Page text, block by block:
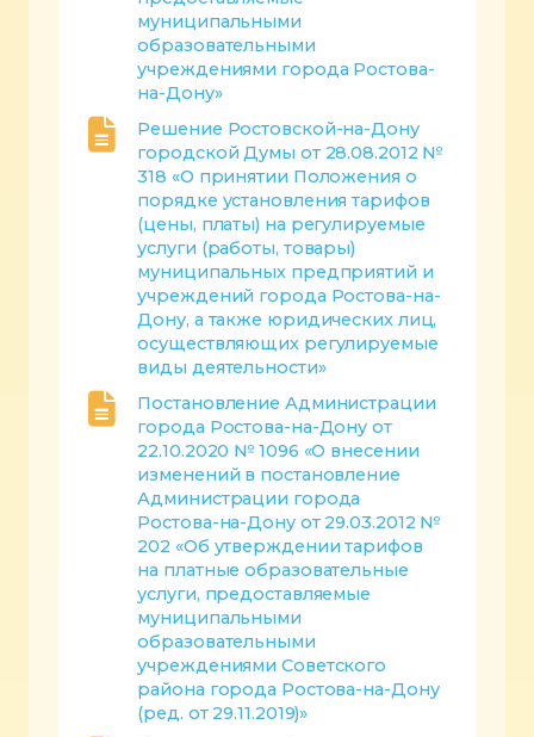
муниципальными
образовательными
учреждениями города Ростова-
на-Дону»
Решение Ростовской-на-Дону
городской Думы от 28.08.2012 №
318 «О принятии Положения о
порядке установления тарифов
(цены, платы) на регулируемые
услуги (работы, товары)
муниципальных предприятий и
учреждений города Ростова-на-
Дону, а также юридических лиц,
осуществляющих регулируемые
виды деятельности»
Постановление Администрации
города Ростова-на-Дону от
22.10.2020 № 1096 «О внесении
изменений в постановление
Администрации города
Ростова-на-Дону от 29.03.2012 №
202 «Об утверждении тарифов
на платные образовательные
услуги, предоставляемые
муниципальными
образовательными
учреждениями Советского
района города Ростова-на-Дону
(ред. от 29.11.2019)»